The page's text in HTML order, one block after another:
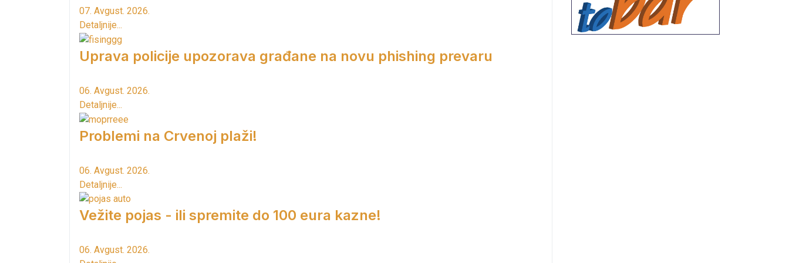
07. Avgust. 2026.
Detaljnije...
Uprava policije upozorava građane na novu phishing prevaru
06. Avgust. 2026.
Detaljnije...
Problemi na Crvenoj plaži!
06. Avgust. 2026.
Detaljnije...
Vežite pojas - ili spremite do 100 eura kazne!
06. Avgust. 2026.